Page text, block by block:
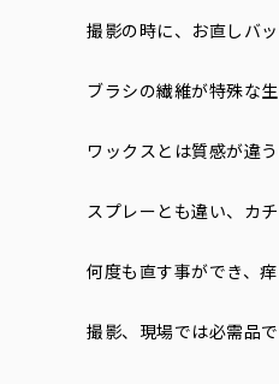
撮影の時に、お直しバ
ブラシの繊維が特殊な
ワックスとは質感が違
スプレーとも違い、カ
何度も直す事ができ、
撮影、現場では必需品で